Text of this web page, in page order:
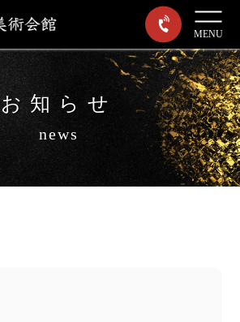
MENU
お知らせ
news